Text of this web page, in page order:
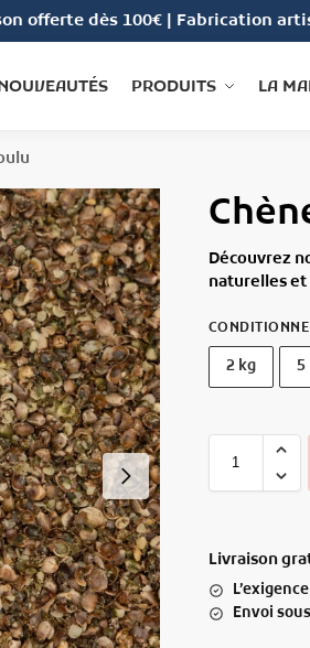
offerte dès 100€ | Fabrication
PRODUITS LA
Découvrez
naturelles
2 kg 5
Livraison
Envoi